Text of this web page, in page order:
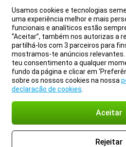
Usamos cookies e tecnologias
uma experiência melhor e mais
funcionais e analíticos estão
“Aceitar”, também nos autorizas a
partilhá-los com 3 parceiros para
mostramos-te anúncios relevantes.
teu consentimento a qualquer
fundo da página e clicar em
sobre os nossos cookies na nossa
declaração de cookies
Aceitar
Rejeitar